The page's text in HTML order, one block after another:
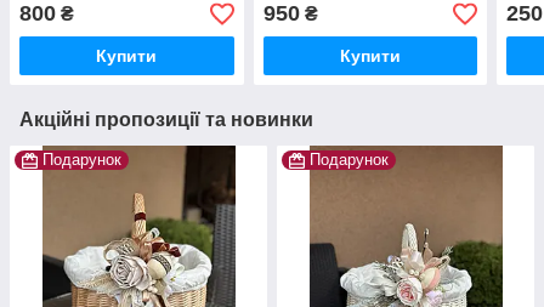
800 ₴
Купити
950₴
Купити
250
Акційні пропозиції та новинки
Подарунок Подарунок